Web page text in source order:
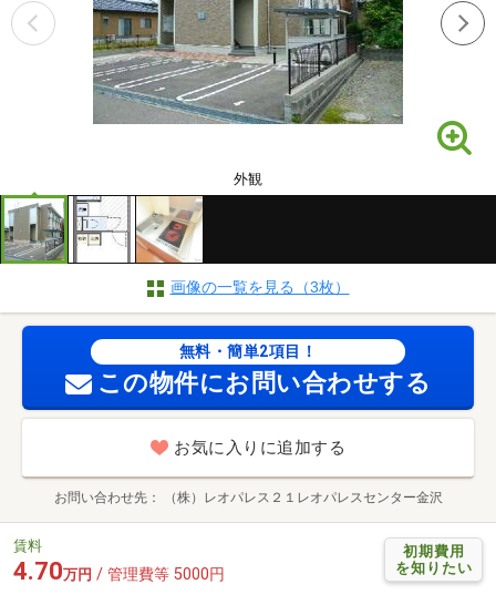
外観
画像の一覧を見る（3枚）
無料・簡単2項目！
この物件にお問い合わせする
お気に入りに追加する
お問い合わせ先 （株）レオパレス２１レオパレスセンター金沢
初期費用
を知りたい
賃料
4.70万円 / 管理費等 5000円